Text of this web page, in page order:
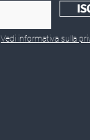
Vedi informativa sulla